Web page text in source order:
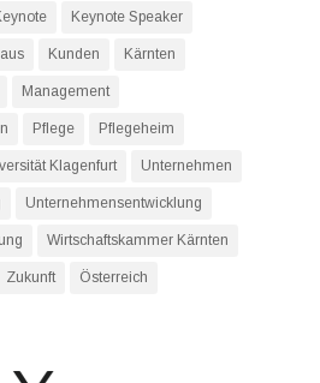
Keynote Speaker
Kunden Kärnten
Management
Pflege Pflegeheim
Klagenfurt Unternehmen
Unternehmensentwicklung
Wirtschaftskammer Kärnten
Zukunft Österreich